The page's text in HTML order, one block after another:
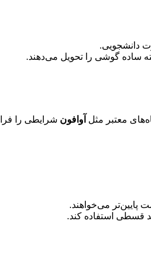
دانشجویی.
ساده گوشی را تحویل می‌دهند.
معتبر مثل آوافون شرایطی را
پایین‌تر می‌خواهند.
قسطی استفاده کند.